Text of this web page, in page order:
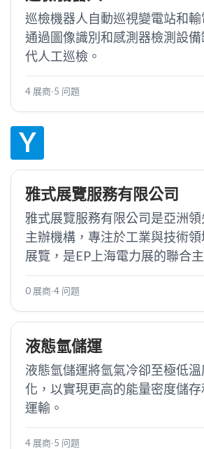
巡檢機器人自動巡視變電站和輸
通過圖像識別和感測器檢測設
代人工巡檢。
4 展商·5 问题
Y
雅式展覽服務有限公司
雅式展覽服務有限公司是亞洲
主辦機構，專注於工業與技術
展覽，是EP上海電力展的聯合
0 展商·4 问题
液態氫儲運
液態氫儲運將氫氣冷卻至極低
化，以實現更高的能量密度儲
運輸。
4 展商·5 问题